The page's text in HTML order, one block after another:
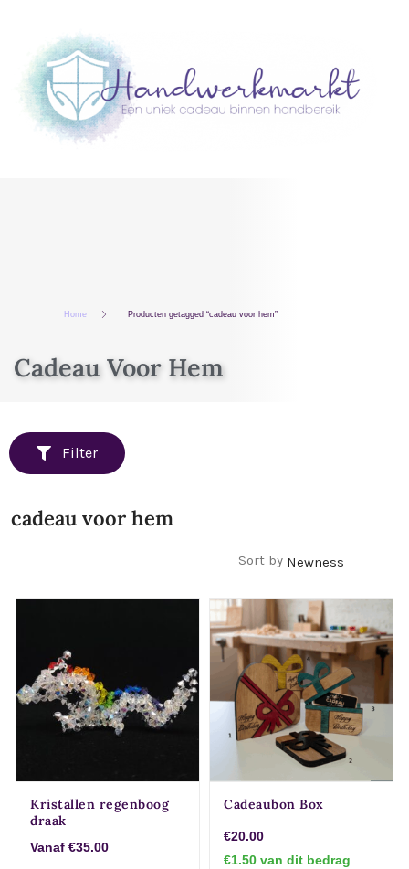
Home Producten getagged “cadeau voor hem”
Cadeau Voor Hem
Filter
cadeau voor hem
Sort by
Kristallen regenboog
draak
Vanaf €35.00
Cadeaubon Box
€20.00
€1.50 van dit bedrag